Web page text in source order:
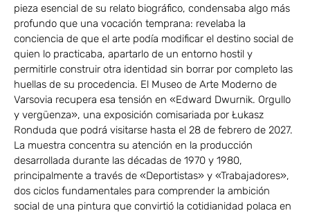
pieza esencial de su relato biográfico, condensaba algo más
profundo que una vocación temprana: revelaba la
conciencia de que el arte podía modificar el destino social de
quien lo practicaba, apartarlo de un entorno hostil y
permitirle construir otra identidad sin borrar por completo las
huellas de su procedencia. El Museo de Arte Moderno de
Varsovia recupera esa tensión en «Edward Dwurnik. Orgullo
y vergüenza», una exposición comisariada por Łukasz
Ronduda que podrá visitarse hasta el 28 de febrero de 2027.
La muestra concentra su atención en la producción
desarrollada durante las décadas de 1970 y 1980,
principalmente a través de «Deportistas» y «Trabajadores»,
dos ciclos fundamentales para comprender la ambición
social de una pintura que convirtió la cotidianidad polaca en